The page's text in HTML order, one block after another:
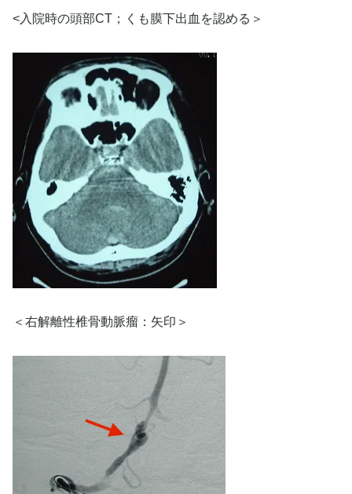
<入院時の頭部CT；くも膜下出血を認める＞
＜右解離性椎骨動脈瘤：矢印＞